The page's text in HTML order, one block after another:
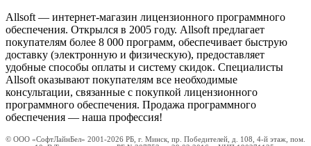
Allsoft — интернет-магазин лицензионного программного
обеспечения. Открылся в 2005 году. Allsoft предлагает
покупателям более 8 000 программ, обеспечивает быструю
доставку (электронную и физическую), предоставляет
удобные способы оплаты и систему скидок. Специалисты
Allsoft оказывают покупателям все необходимые
консультации, связанные с покупкой лицензионного
программного обеспечения. Продажа программного
обеспечения — наша профессия!
© ООО «СофтЛайнБел» 2001-2026 РБ, г. Минск, пр. Победителей, д. 108, 4-й этаж, пом.